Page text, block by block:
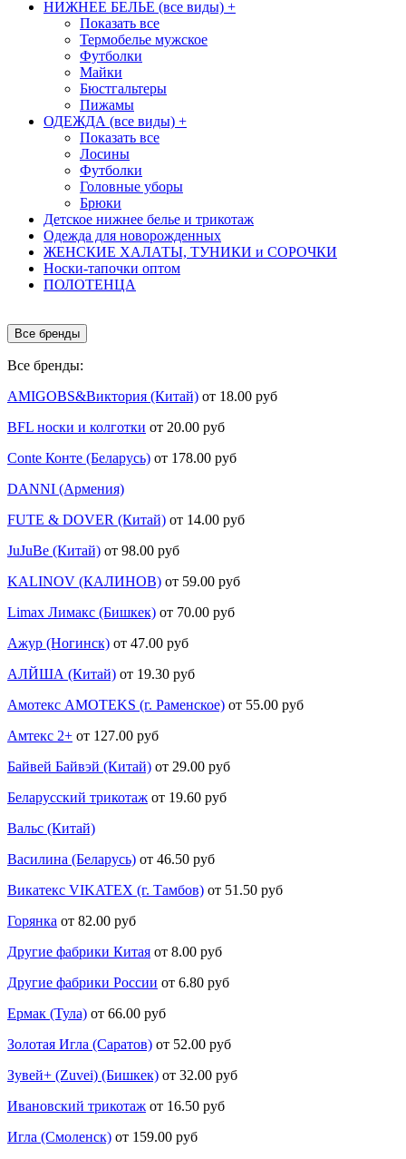
НИЖНЕЕ БЕЛЬЕ (все виды) +
Показать все
Термобелье мужское
Футболки
Майки
Бюстгальтеры
Пижамы
ОДЕЖДА (все виды) +
Показать все
Лосины
Футболки
Головные уборы
Брюки
Детское нижнее белье и трикотаж
Одежда для новорожденных
ЖЕНСКИЕ ХАЛАТЫ, ТУНИКИ и СОРОЧКИ
Носки-тапочки оптом
ПОЛОТЕНЦА
Все бренды
Все бренды:
AMIGOBS&Виктория (Китай) от 18.00 руб
BFL носки и колготки от 20.00 руб
Conte Конте (Беларусь) от 178.00 руб
DANNI (Армения)
FUTE & DOVER (Китай) от 14.00 руб
JuJuBe (Китай) от 98.00 руб
KALINOV (КАЛИНОВ) от 59.00 руб
Limax Лимакс (Бишкек) от 70.00 руб
Ажур (Ногинск) от 47.00 руб
АЛЙША (Китай) от 19.30 руб
Амотекс AMOTEKS (г. Раменское) от 55.00 руб
Амтекс 2+ от 127.00 руб
Байвей Байвэй (Китай) от 29.00 руб
Беларусский трикотаж от 19.60 руб
Вальс (Китай)
Василина (Беларусь) от 46.50 руб
Викатекс VIKATEX (г. Тамбов) от 51.50 руб
Горянка от 82.00 руб
Другие фабрики Китая от 8.00 руб
Другие фабрики России от 6.80 руб
Ермак (Тула) от 66.00 руб
Золотая Игла (Саратов) от 52.00 руб
Зувей+ (Zuvei) (Бишкек) от 32.00 руб
Ивановский трикотаж от 16.50 руб
Игла (Смоленск) от 159.00 руб